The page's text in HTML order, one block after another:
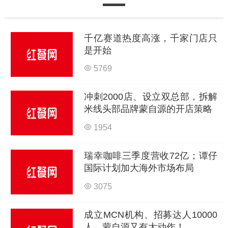
千亿赛道热度高涨，千家门店只
是开始
5769
冲刺2000店、设立双总部，拆解
米线头部品牌蒙自源的开店策略
1954
瑞幸咖啡三季度营收72亿；谭仔
国际计划加大海外市场布局
3075
成立MCN机构、招募达人10000